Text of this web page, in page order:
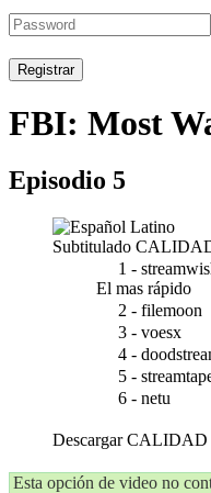
Registrar
FBI: Most
Episodio 5
Subtitulado
1 -
El mas rápido
2 - filemoon
3 - voesx
4 -
5 -
6 - netu
DescargarCALIDAD
Esta opción de video no